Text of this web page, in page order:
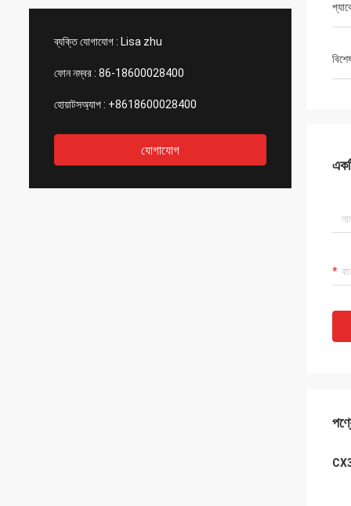
ব্যক্তি যোগাযোগ : Lisa zhu
ফোন নম্বর : 86-18600028400
হোয়াটসঅ্যাপ : +8618600028400
যোগাযোগ